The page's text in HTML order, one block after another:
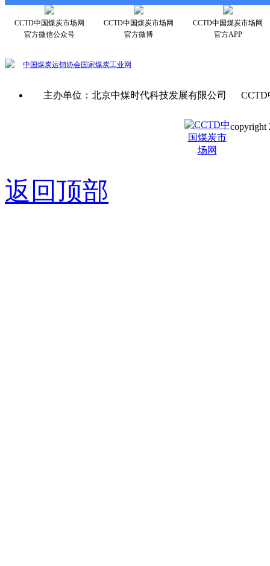
CCTD中国煤炭市场网
官方微信公众号
CCTD中国煤炭市场网
官方微博
CCTD中国煤炭市场网
官方APP
中国煤炭运销协会国家煤炭工业网
主办单位：北京中煤时代科技发展有限公司
copyright
返回顶部